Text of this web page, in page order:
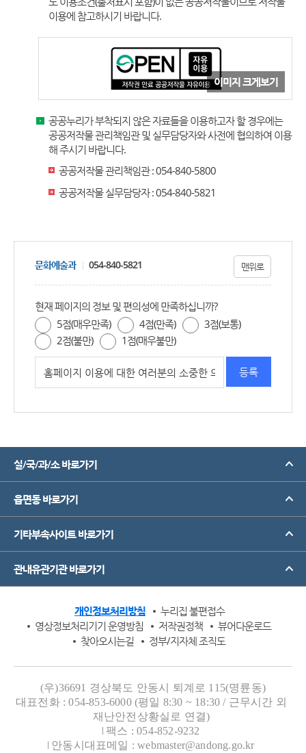
이용에 참고하시기 바랍니다.
이미지 크게보기
공공누리가 부착되지 않은 자료들을 이용하고자 할 경우에는
공공저작물 관리책임관 및 실무담당자와 사전에 협의하여 이용
해 주시기 바랍니다.
공공저작물 관리책임관 : 054-840-5800
공공저작물 실무담당자 : 054-840-5821
문화예술과 054-840-5821 맨위로
현재 페이지의 정보 및 편의성에 만족하십니까?
5점(매우만족)
4점(만족)
3점(보통)
2점(불만)
1점(매우불만)
실/국/과/소 바로가기
읍면동 바로가기
기타부속사이트 바로가기
관내유관기관 바로가기
개인정보처리방침
누리집 불편접수
영상정보처리기기 운영방침
저작권정책
뷰어다운로드
찾아오시는길
정부/지자체 조직도
(우)36691 경상북도 안동시 퇴계로 115(명륜동)
대표전화 : 054-853-6000 (평일 8:30 ~ 18:30 / 근무시간 외
재난안전상황실로 연결)
팩스 : 054-852-9232
안동시대표메일 : webmaster@andong.go.kr